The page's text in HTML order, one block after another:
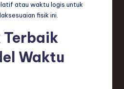
atau waktu logis untuk
fisik ini.
Waktu